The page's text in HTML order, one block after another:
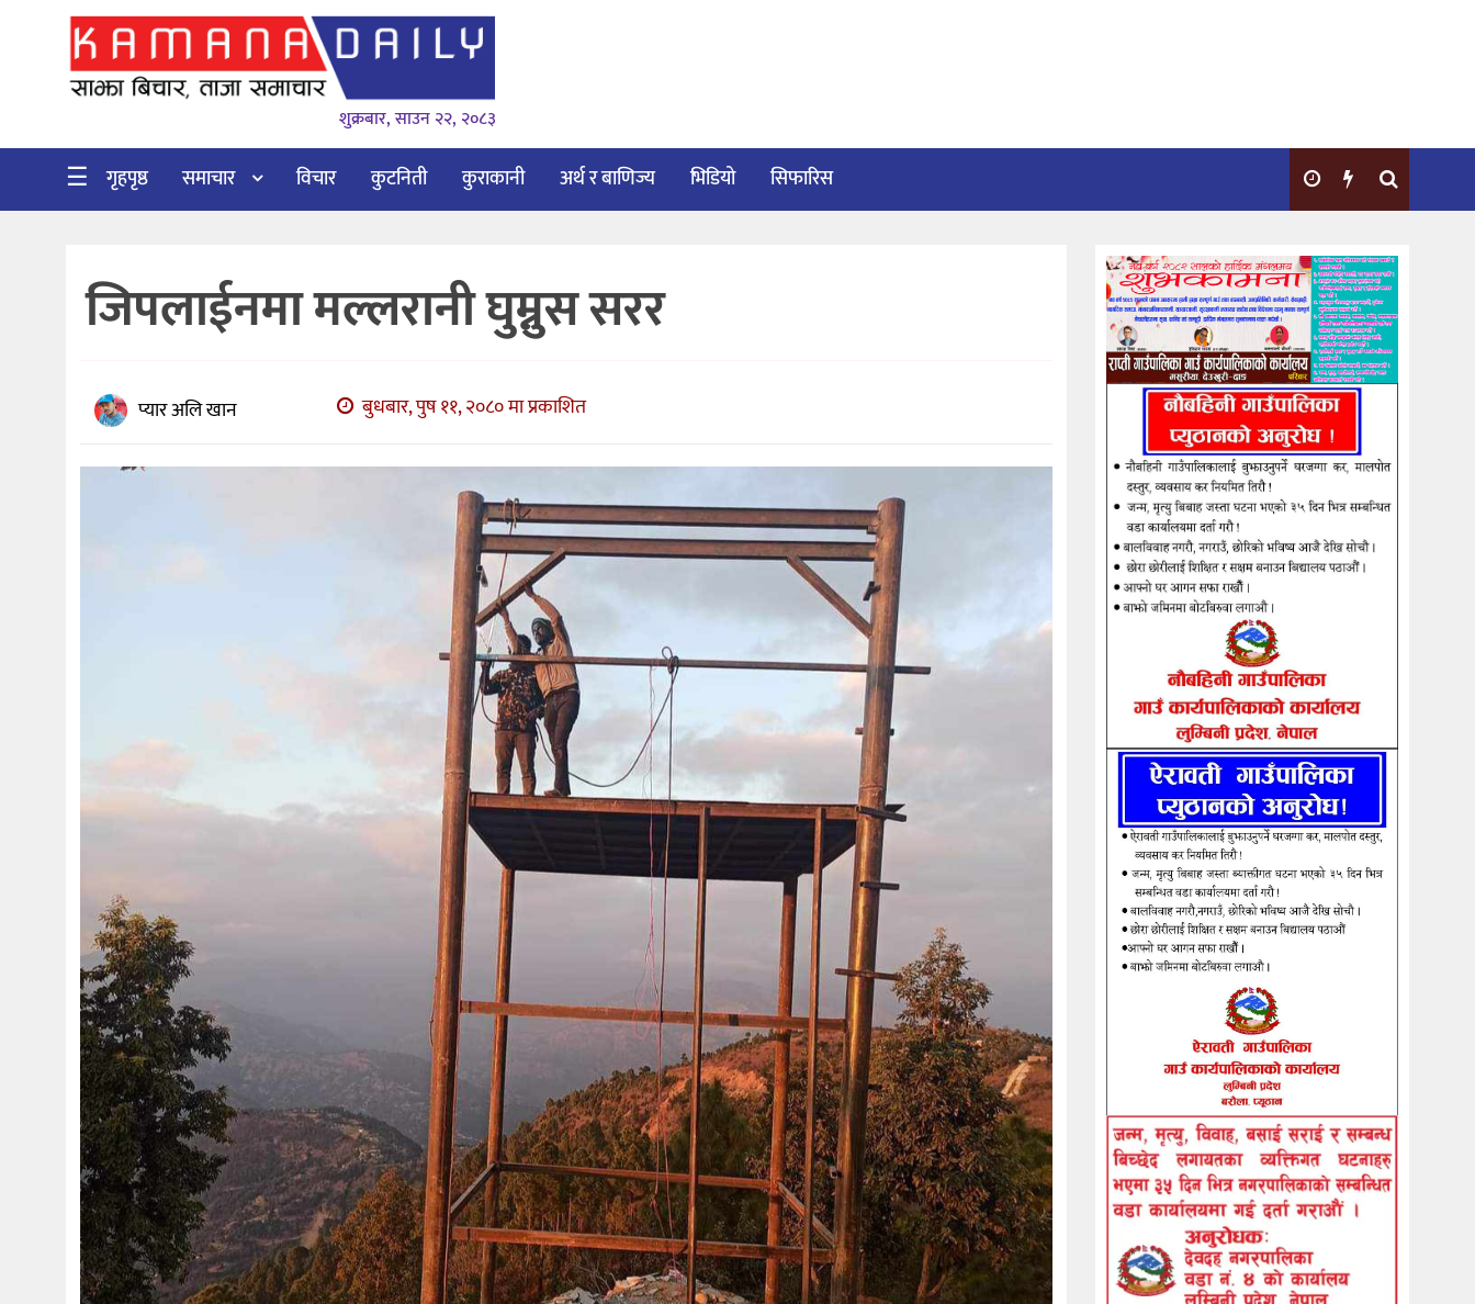
गृहपृष्ठ
विचार
कुटनिती
शुक्रबार, साउन २२, २०८३
☰ गृहपृष्ठ समाचार विचार कुटनिती कुराकानी अर्थ र बाणिज्य भिडियो सिफारिस
जिपलाईनमा मल्लरानी घुम्नुस सरर
प्यार अलि खान बुधबार, पुष ११, २०८० मा प्रकाशित